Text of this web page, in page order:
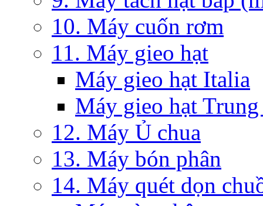
10. Máy cuốn rơm
11. Máy gieo hạt
Máy gieo hạt Italia
Máy gieo hạt
12. Máy Ủ chua
13. Máy bón phân
14. Máy quét dọn